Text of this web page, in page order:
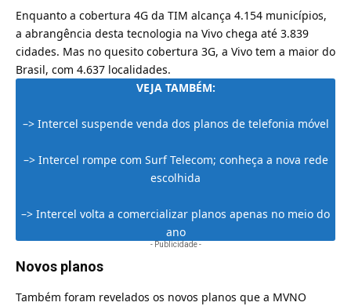
Enquanto a cobertura 4G da TIM alcança 4.154 municípios,
a abrangência desta tecnologia na Vivo chega até 3.839
cidades. Mas no quesito cobertura 3G, a Vivo tem a maior do
Brasil, com 4.637 localidades.
VEJA TAMBÉM:
–> Intercel suspende venda dos planos de telefonia móvel
–> Intercel rompe com Surf Telecom; conheça a nova rede
escolhida
–> Intercel volta a comercializar planos apenas no meio do
ano
- Publicidade -
Novos planos
Também foram revelados os novos planos que a MVNO